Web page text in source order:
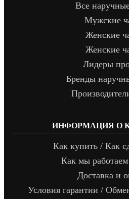
Все
Мужские
Женские
Женские
Лидеры
Бренды
ИНФОРМАЦИЯ О
Как купить / Как
Как мы
Доставка и
Условия гарантии /